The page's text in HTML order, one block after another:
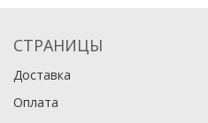
СТРАНИЦЫ
Доставка
Оплата